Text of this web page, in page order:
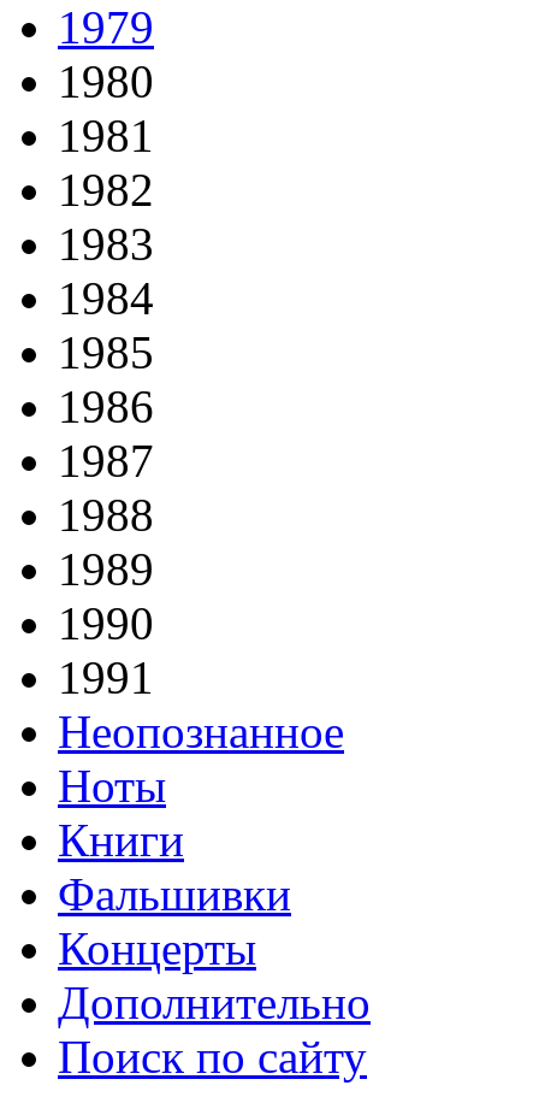
1979
1980
1981
1982
1983
1984
1985
1986
1987
1988
1989
1990
1991
Неопознанное
Ноты
Книги
Фальшивки
Концерты
Дополнительно
Поиск по сайту